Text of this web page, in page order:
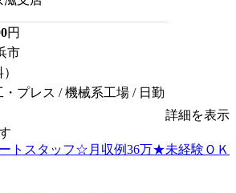
円
市
プレス / 機械系工場 / 日勤
詳細を表示